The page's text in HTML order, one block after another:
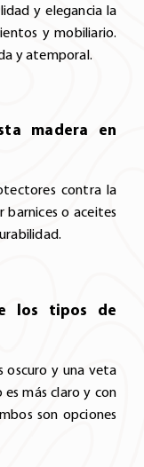
y elegancia la
y mobiliario.
y atemporal.
madera en
contra la
barnices o aceites
los tipos de
oscuro y una veta
más claro y con
son opciones